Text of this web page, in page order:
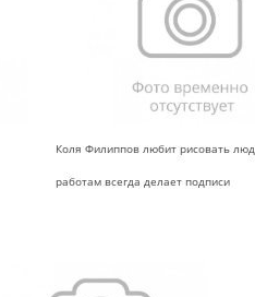
Коля Филиппов любит рисовать
работам всегда делает подписи